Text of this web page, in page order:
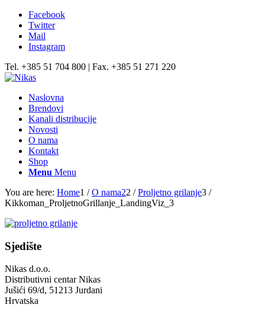
Facebook
Twitter
Mail
Instagram
Tel. +385 51 704 800 | Fax. +385 51 271 220
Naslovna
Brendovi
Kanali distribucije
Novosti
O nama
Kontakt
Shop
Menu Menu
You are here: Home1 / O nama22 / Proljetno grilanje3 /
Kikkoman_ProljetnoGrillanje_LandingViz_3
Sjedište
Nikas d.o.o.
Distributivni centar Nikas
Jušići 69/d, 51213 Jurdani
Hrvatska